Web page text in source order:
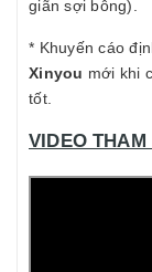
giãn sợi bông).
* Khuyến cáo
Xinyou mới khi
tốt.
VIDEO THAM